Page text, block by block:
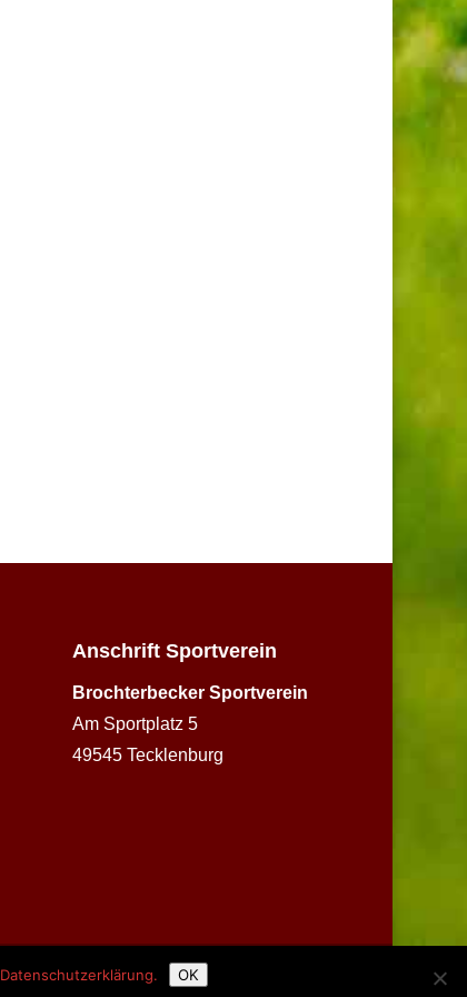
Anschrift Sportverein
Brochterbecker Sportverein
Am Sportplatz 5
49545 Tecklenburg
Datenschutzerklärung. OK